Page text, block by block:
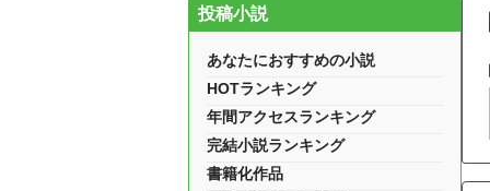
投稿小説
あなたにおすすめの小説
HOTランキング
年間アクセスランキング
完結小説ランキング
書籍化作品